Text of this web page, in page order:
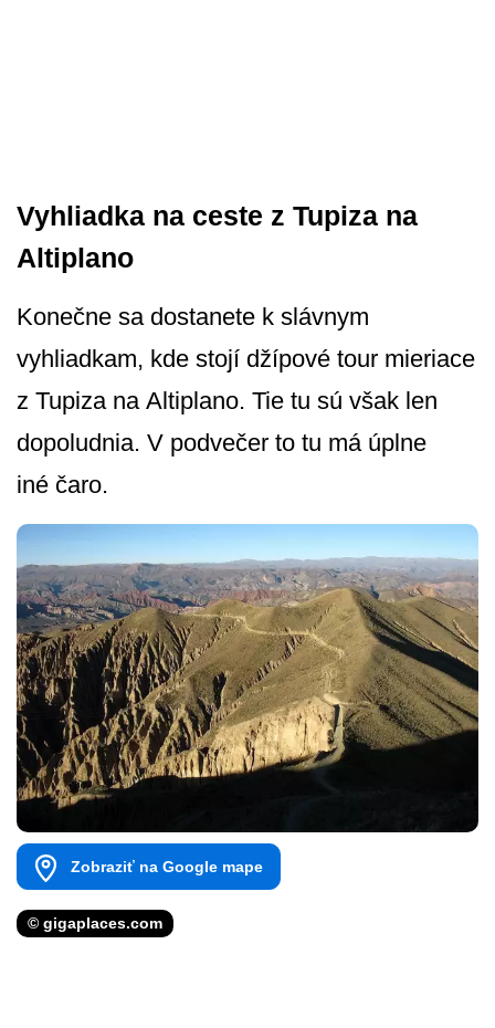
Vyhliadka na ceste z Tupiza na
Altiplano
Konečne sa dostanete k slávnym
vyhliadkam, kde stojí džípové tour mieriace
z Tupiza na Altiplano. Tie tu sú však len
dopoludnia. V podvečer to tu má úplne
iné čaro.
Zobraziť na Google mape
© gigaplaces.com